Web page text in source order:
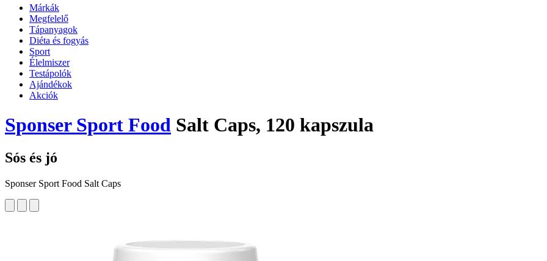
Márkák
Megfelelő
Tápanyagok
Diéta és fogyás
Sport
Élelmiszer
Testápolók
Ajándékok
Akciók
Sponser Sport Food Salt Caps, 120 kapszula
Sós és jó
Sponser Sport Food Salt Caps